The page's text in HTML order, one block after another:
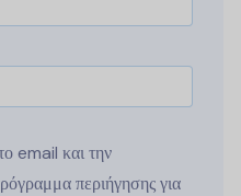
email και την
περιήγησης για